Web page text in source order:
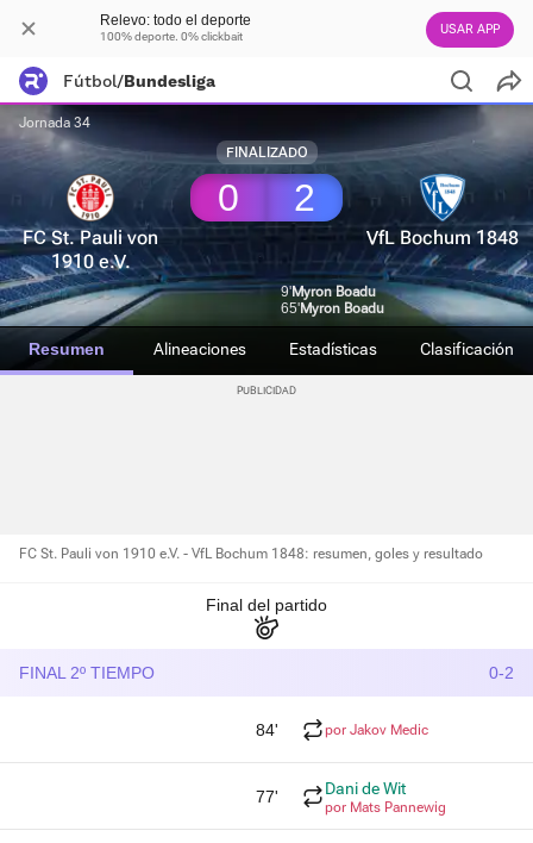
Relevo: todo el deporte
100% deporte. 0% clickbait USAR APP
Fútbol/Bundesliga
Jornada 34
FINALIZADO
FC St. Pauli von
1910 e.V.
0 2
VfL Bochum 1848
9'Myron Boadu
65'Myron Boadu
Resumen Alineaciones Estadísticas Clasificación
FC St. Pauli von 1910 e.V. - VfL Bochum 1848: resumen, goles y resultado
Final del partido
FINAL 2º TIEMPO 0-2
84' por Jakov Medic
77' Dani de Wit
por Mats Pannewig